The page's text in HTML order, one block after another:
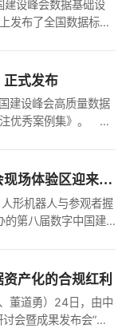
设峰会数据基础设
发布了全国数据标准
正式发布
设峰会高质量数据
注优秀案例集》。
活动展示｜第八届数字中国建设峰会现场体验区迎来首个专业观众日
形机器人与参观者握
的第八届数字中国建
产化的合规红利
道勇）24日，由中
会暨成果发布会”在